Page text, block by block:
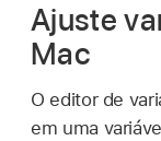
Ajuste
Mac
O editor de
em uma